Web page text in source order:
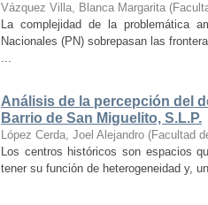
Vázquez Villa, Blanca Margarita (
La complejidad de la problemática
Nacionales (PN) sobrepasan las
...
Análisis de la percepción del
Barrio de San Miguelito, S.L.P.
López Cerda, Joel Alejandro (Facultad
Los centros históricos son espacios
tener su función de heterogeneidad y,